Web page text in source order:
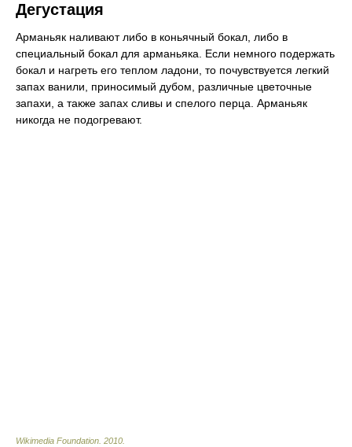
Дегустация
Арманьяк наливают либо в коньячный бокал, либо в
специальный бокал для арманьяка. Если немного подержать
бокал и нагреть его теплом ладони, то почувствуется легкий
запах ванили, приносимый дубом, различные цветочные
запахи, а также запах сливы и спелого перца. Арманьяк
никогда не подогревают.
Wikimedia Foundation 2010